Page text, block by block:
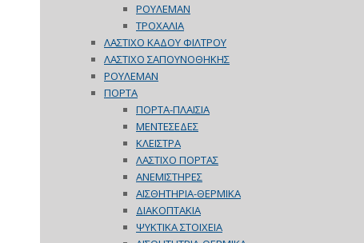
ΡΟΥΛΕΜΑΝ
ΤΡΟΧΑΛΙΑ
ΛΑΣΤΙΧΟ ΚΑΔΟΥ ΦΙΛΤΡΟΥ
ΛΑΣΤΙΧΟ ΣΑΠΟΥΝΟΘΗΚΗΣ
ΡΟΥΛΕΜΑΝ
ΠΟΡΤΑ
ΠΟΡΤΑ-ΠΛΑΙΣΙΑ
ΜΕΝΤΕΣΕΔΕΣ
ΚΛΕΙΣΤΡΑ
ΛΑΣΤΙΧΟ ΠΟΡΤΑΣ
ΑΝΕΜΙΣΤΗΡΕΣ
ΑΙΣΘΗΤΗΡΙΑ-ΘΕΡΜΙΚΑ
ΔΙΑΚΟΠΤΑΚΙΑ
ΨΥΚΤΙΚΑ ΣΤΟΙΧΕΙΑ